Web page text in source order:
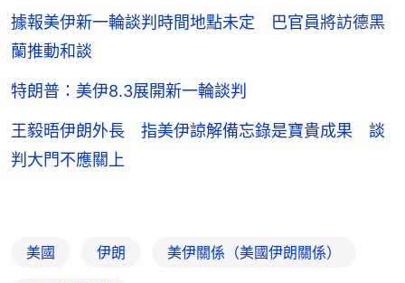
據報美伊新一輪談判時間地點未定 巴官員將訪德黑
蘭推動和談
特朗普：美伊8.3展開新一輪談判
王毅晤伊朗外長 指美伊諒解備忘錄是寶貴成果 談
判大門不應關上
美國 伊朗 美伊關係（美國伊朗關係）